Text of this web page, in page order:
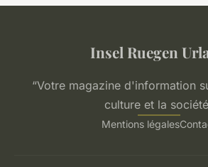
Insel Ruegen
“Votre magazine d'information
culture et la
Mentions légales